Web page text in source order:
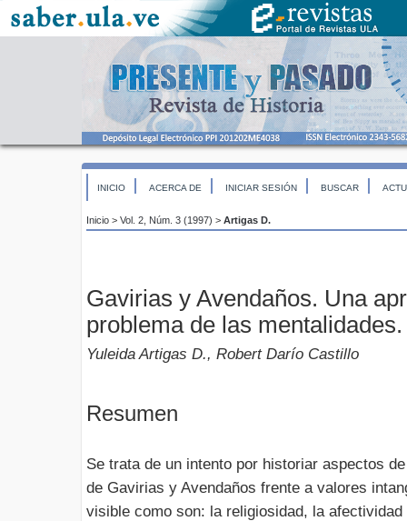
INICIO ACERCA DE INICIAR SESIÓN BUSCAR
Inicio > Vol. 2, Núm. 3 (1997) > Artigas D.
Gavirias y Avendaños. Una
problema de las
Yuleida Artigas D., Robert Darío Castillo
Resumen
Se trata de un intento por historiar aspectos
de Gavirias y Avendaños frente a valores
visible como son: la religiosidad, la